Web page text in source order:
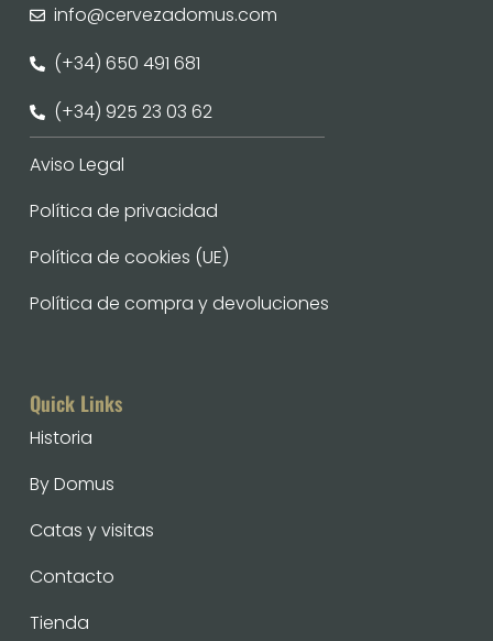
Quick Links
Historia
By Domus
Catas y visitas
Contacto
Tienda
info@cervezadomus.com
(+34) 650 491 681
(+34) 925 23 03 62
Aviso Legal
Política de privacidad
Política de cookies (UE)
Política de compra y devoluciones